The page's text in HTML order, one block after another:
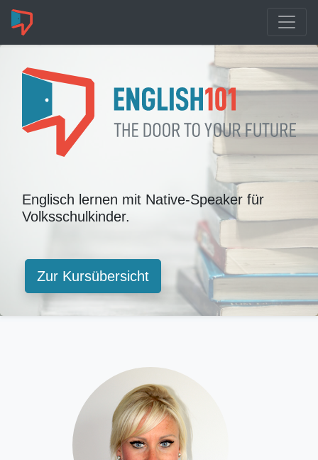
English 101 the door
Englisch lernen mit Native-Speaker für
Volksschulkinder.
Zur Kursübersicht